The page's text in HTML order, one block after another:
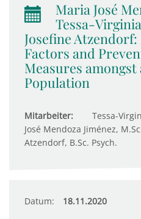
Maria José
Tessa-
Josefine
Factors and
Measures
Population
Mitarbeiter:
Tessa-
José Mendoza Jiménez,
Atzendorf, B.Sc. Psych.
Datum: 18.11.2020